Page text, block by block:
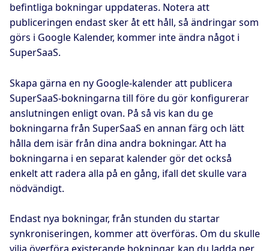
befintliga bokningar uppdateras. Notera att
publiceringen endast sker åt ett håll, så ändringar som
görs i Google Kalender, kommer inte ändra något i
SuperSaaS.
Skapa gärna en ny Google-kalender att publicera
SuperSaaS-bokningarna till före du gör konfigurerar
anslutningen enligt ovan. På så vis kan du ge
bokningarna från SuperSaaS en annan färg och lätt
hålla dem isär från dina andra bokningar. Att ha
bokningarna i en separat kalender gör det också
enkelt att radera alla på en gång, ifall det skulle vara
nödvändigt.
Endast nya bokningar, från stunden du startar
synkroniseringen, kommer att överföras. Om du skulle